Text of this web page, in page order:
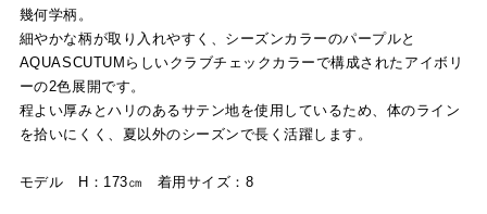
幾何学柄。
細やかな柄が取り入れやすく、シーズンカラーのパープルと
AQUASCUTUMらしいクラブチェックカラーで構成されたアイボリ
ーの2色展開です。
程よい厚みとハリのあるサテン地を使用しているため、体のライン
を拾いにくく、夏以外のシーズンで長く活躍します。
モデル H：173㎝ 着用サイズ：8